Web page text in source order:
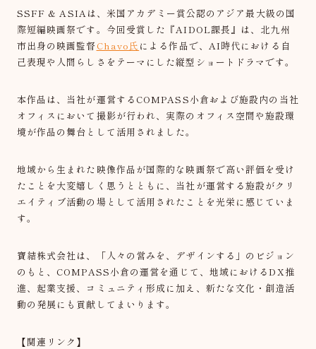
SSFF & ASIAは、米国アカデミー賞公認のアジア最大級の国
際短編映画祭です。今回受賞した『AIDOL課長』は、北九州
市出身の映画監督Chavo氏 による作品で、AI時代における自
己表現や人間らしさをテーマにした縦型ショートドラマです。
本作品は、当社が運営するCOMPASS小倉および施設内の当社
オフィスにおいて撮影が行われ、実際のオフィス空間や施設環
境が作品の舞台として活用されました。
地域から生まれた映像作品が国際的な映画祭で高い評価を受け
たことを大変嬉しく思うとともに、当社が運営する施設がクリ
エイティブ活動の場として活用されたことを光栄に感じていま
す。
寶結株式会社は、「人々の営みを、デザインする」のビジョン
のもと、COMPASS小倉の運営を通じて、地域におけるDX推
進、起業支援、コミュニティ形成に加え、新たな文化・創造活
動の発展にも貢献してまいります。
【関連リンク】